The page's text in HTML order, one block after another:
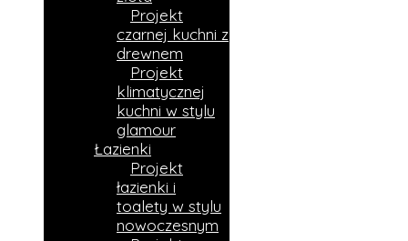
Projekt
czarnej kuchni z
drewnem
Projekt
klimatycznej
kuchni w stylu
glamour
Łazienki
Projekt
łazienki i
toalety w stylu
nowoczesnym